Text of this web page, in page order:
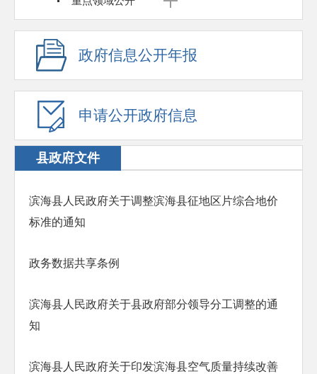
政府信息公开年报
申请公开政府信息
县政府文件
滨海县人民政府关于调整滨海县征地区片综合地价
标准的通知
政务数据共享条例
滨海县人民政府关于县政府部分领导分工调整的通
知
滨海县人民政府关于印发滨海县空气质量持续改善